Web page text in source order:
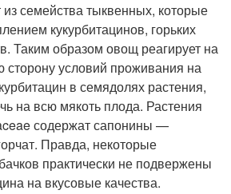
из семейства тыквенных, которые
кукурбитацинов, горьких
Таким образом овощ реагирует на
сторону условий проживания на
в семядолях растения,
на всю мякоть плода. Растения
содержат сапонины —
Правда, некоторые
практически не подвержены
на вкусовые качества.